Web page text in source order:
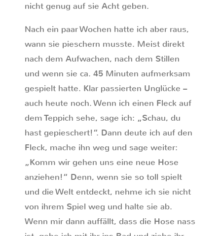
nicht genug auf sie Acht geben.
Nach ein paar Wochen hatte ich aber raus,
wann sie pieschern musste. Meist direkt
nach dem Aufwachen, nach dem Stillen
und wenn sie ca. 45 Minuten aufmerksam
gespielt hatte. Klar passierten Unglücke –
auch heute noch. Wenn ich einen Fleck auf
dem Teppich sehe, sage ich: „Schau, du
hast gepieschert!“. Dann deute ich auf den
Fleck, mache ihn weg und sage weiter:
„Komm wir gehen uns eine neue Hose
anziehen!“ Denn, wenn sie so toll spielt
und die Welt entdeckt, nehme ich sie nicht
von ihrem Spiel weg und halte sie ab.
Wenn mir dann auffällt, dass die Hose nass